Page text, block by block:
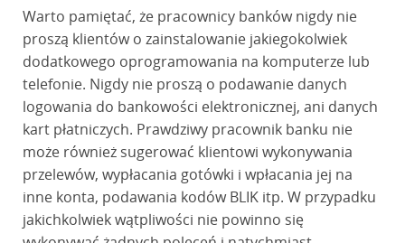
Warto pamiętać, że pracownicy banków nigdy nie
proszą klientów o zainstalowanie jakiegokolwiek
dodatkowego oprogramowania na komputerze lub
telefonie. Nigdy nie proszą o podawanie danych
logowania do bankowości elektronicznej, ani danych
kart płatniczych. Prawdziwy pracownik banku nie
może również sugerować klientowi wykonywania
przelewów, wypłacania gotówki i wpłacania jej na
inne konta, podawania kodów BLIK itp. W przypadku
jakichkolwiek wątpliwości nie powinno się